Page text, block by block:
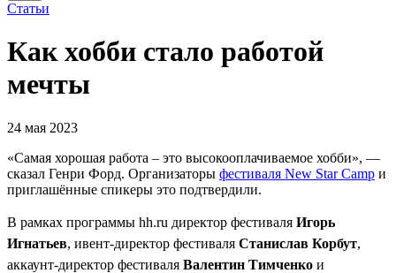
Статьи
Как хобби стало работой
мечты
24 мая 2023
«Самая хорошая работа – это высокооплачиваемое хобби», —
сказал Генри Форд. Организаторы фестиваля New Star Camp и
приглашённые спикеры это подтвердили.
В рамках программы hh.ru директор фестиваля Игорь
Игнатьев, ивент-директор фестиваля Станислав Корбут,
аккаунт-директор фестиваля Валентин Тимченко и